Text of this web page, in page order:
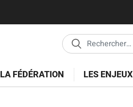
content
LA FÉDÉRATION LES ENJEUX